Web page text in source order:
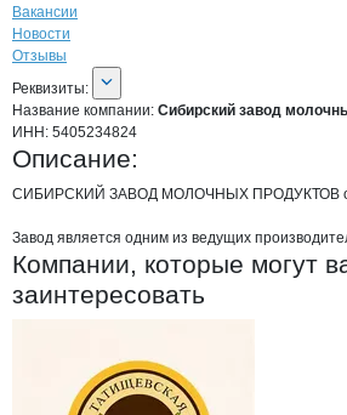
Вакансии
Новости
Отзывы
О компании
Реквизиты
Реквизиты:
Название компании: Сибирский завод
ИНН: 5405234824
Описание:
СИБИРСКИЙ ЗАВОД МОЛОЧНЫХ ПРОДУКТОВ
Завод является одним из ведущих
Компании, которые могут
заинтересовать